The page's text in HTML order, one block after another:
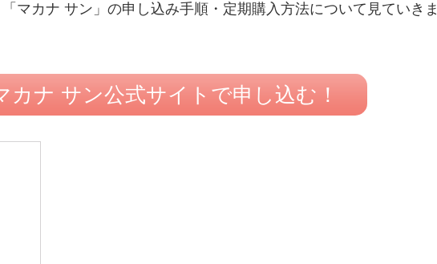
マカナ サン」の申し込み手順・定期購入方法について見ていきま
カナ サン公式サイトで申し込む！